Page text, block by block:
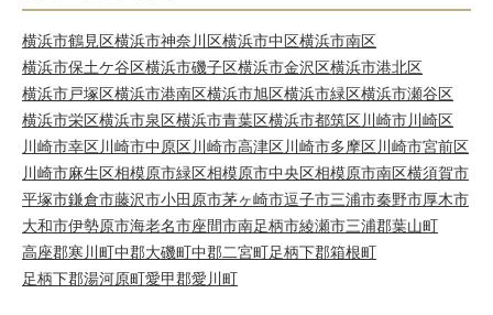
横浜市鶴見区横浜市神奈川区横浜市中区横浜市南区
横浜市保土ケ谷区横浜市磯子区横浜市金沢区横浜市港北区
横浜市戸塚区横浜市港南区横浜市旭区横浜市緑区横浜市瀬谷区
横浜市栄区横浜市泉区横浜市青葉区横浜市都筑区川崎市川崎区
川崎市幸区川崎市中原区川崎市高津区川崎市多摩区川崎市宮前区
川崎市麻生区相模原市緑区相模原市中央区相模原市南区横須賀市
平塚市鎌倉市藤沢市小田原市茅ヶ崎市逗子市三浦市秦野市厚木市
大和市伊勢原市海老名市座間市南足柄市綾瀬市三浦郡葉山町
高座郡寒川町中郡大磯町中郡二宮町足柄下郡箱根町
足柄下郡湯河原町愛甲郡愛川町